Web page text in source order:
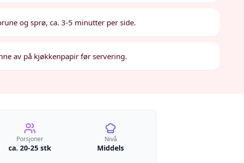
og sprø, ca. 3-5 minutter per side.
av på kjøkkenpapir før servering.
Porsjoner
ca. 20-25 stk
Nivå
Middels